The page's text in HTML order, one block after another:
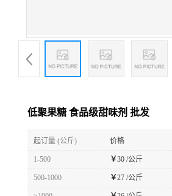
低聚果糖 食品级甜味剂 批发
起订量 (公斤) 价格
1-500 ￥30 /公斤
500-1000 ￥27 /公斤